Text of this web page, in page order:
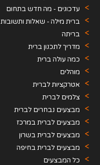
עדכונים - מה חדש בתחום
האירועים
ברית מילה - שאלות ותשובות
בריתה
מדריך לתכנון ברית
כמה עולה ברית
מוהלים
אטרקציות לברית
צלמים לברית
מבצעים נבחרים לברית
מבצעים לברית במרכז
מבצעים לברית בשרון
מבצעים לברית בחיפה
כל המבצעים